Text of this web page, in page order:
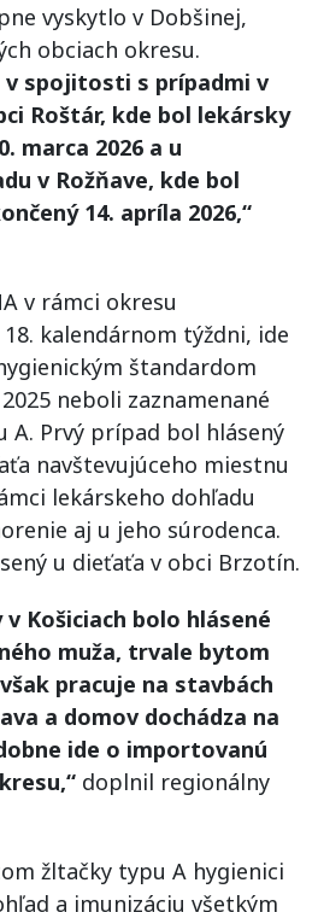
vyskytlo v Dobšinej,
obciach okresu.
v spojitosti s prípadmi v
Roštár, kde bol lekársky
marca 2026 a u
v Rožňave, kde bol
14. apríla 2026,“
v rámci okresu
18. kalendárnom týždni, ide
štandardom
neboli zaznamenané
A. Prvý prípad bol hlásený
navštevujúceho miestnu
lekárskeho dohľadu
aj u jeho súrodenca.
u dieťaťa v obci Brzotín.
Košiciach bolo hlásené
muža, trvale bytom
pracuje na stavbách
a domov dochádza na
ide o importovanú
doplnil regionálny
žltačky typu A hygienici
a imunizáciu všetkým